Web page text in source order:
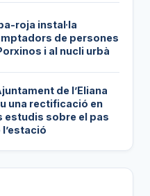
roja instal·la
de persones
i al nucli urbà
de l’Eliana
una rectificació en
estudis sobre el pas
l’estació